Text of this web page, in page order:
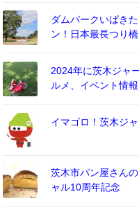
ダムパークいばき
ン！日本最長つり橋
2024年に茨木ジャ
ルメ、イベント情
イマゴロ！茨木ジ
茨木市パン屋さん
ャル10周年記念